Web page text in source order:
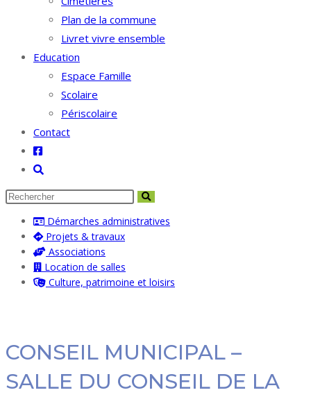
Plan de la commune
Livret vivre ensemble
Education
Espace Famille
Scolaire
Périscolaire
Contact
Toggle
website
search
Démarches administratives
Projets & travaux
Associations
Location de salles
Culture, patrimoine et loisirs
CONSEIL MUNICIPAL –
SALLE DU CONSEIL DE LA